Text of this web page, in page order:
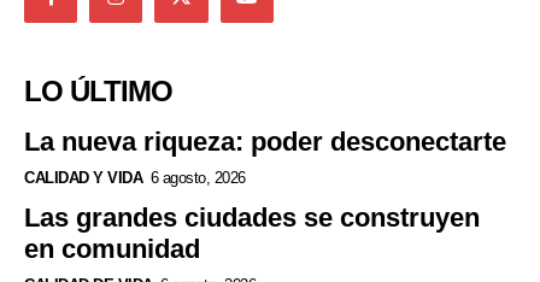
LO ÚLTIMO
La nueva riqueza: poder desconectarte
CALIDAD Y VIDA 6 agosto, 2026
Las grandes ciudades se construyen
en comunidad